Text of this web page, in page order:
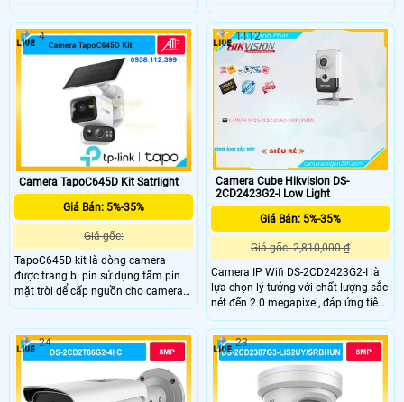
Camera TapoC645D Kit Satrlight
Giá Bán: 5%-35%
Giá gốc:
TapoC645D kit là dòng camera
được trang bị pin sử dụng tấm pin
mặt trời để cấp nguồn cho camera
và trong camera được trang bị pin
trang bị 2 ống kính, nhìn có màu
vào ban đêm, micro và loa cũng
4
Camera Cube Hikvision DS-
2CD2423G2-I Low Light
Giá Bán: 5%-35%
Giá gốc: 2,810,000 ₫
Camera IP Wifi DS-2CD2423G2-I là
lựa chọn lý tưởng với chất lượng sắc
nét đến 2.0 megapixel, đáp ứng tiêu
chuẩn chất lượng. Với khả năng
xem được ban đêm thông qua hồng
ngoại 10m, thiết bị này sử dụng
công nghệ IP Wifi tiên tiến, không
giảm chất lượng truyền dẫn. DWDR
120db giúp chống ngược sáng,
1112
24 23